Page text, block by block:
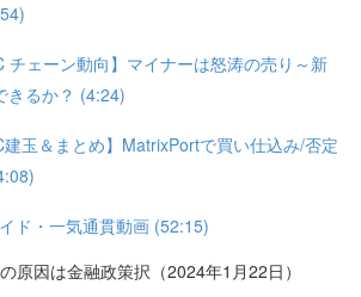
チェーン動向】マイナーは怒涛の売り～新
きるか？ (4:24)
玉＆まとめ】MatrixPortで買い仕込み/否定
ド・一気通貫動画 (52:15)
原因は金融政策択（2024年1月22日）